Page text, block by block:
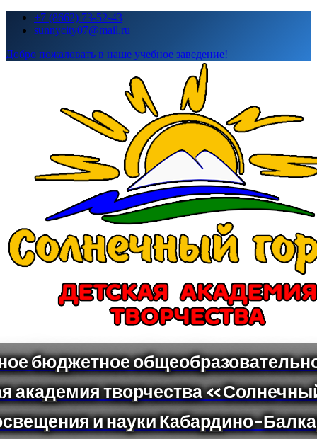
Перейти+7 (8662) 73-52-43
sunnycity07@mail.ru
Добро пожаловать в наше учебное заведение!